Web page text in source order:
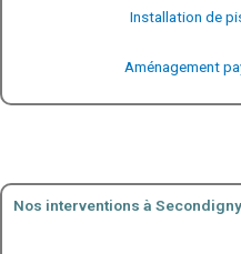
Installation de
Aménagement
Nos interventions à Secondigny